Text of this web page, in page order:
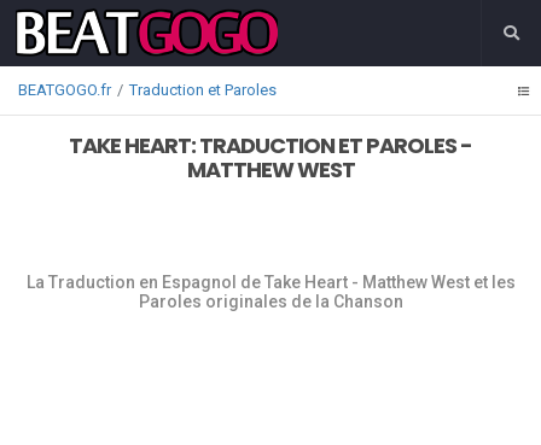
BEATGOGO.fr Traduction et Paroles
TAKE HEART: TRADUCTION ET PAROLES -
MATTHEW WEST
La Traduction en Espagnol de Take Heart - Matthew West et les
Paroles originales de la Chanson